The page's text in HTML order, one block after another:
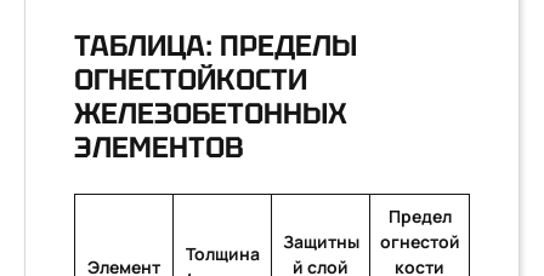
ТАБЛИЦА: ПРЕДЕЛЫ
ОГНЕСТОЙКОСТИ
ЖЕЛЕЗОБЕТОННЫХ
ЭЛЕМЕНТОВ
Элемент
Толщина
Защитны
й слой
Предел
огнестой
кости